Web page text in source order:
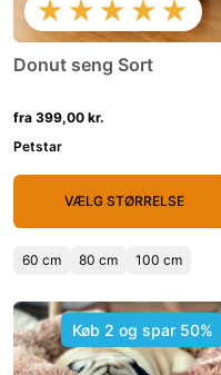
★★★★★
Donut seng Sort
fra 399,00 kr.
Petstar
VÆLG STØRRELSE
60 cm 80 cm 100 cm
Køb 2 og spar 50%